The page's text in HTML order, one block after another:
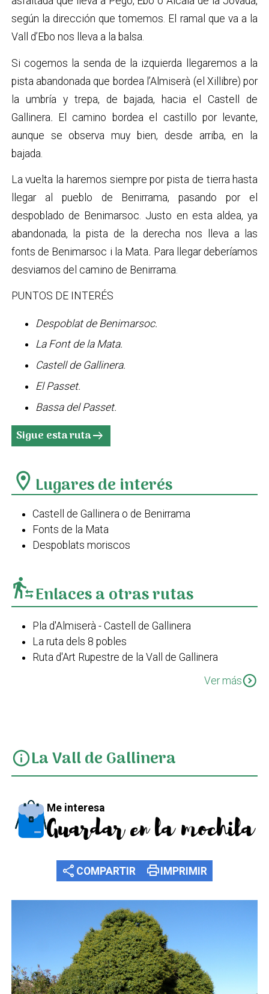
según la dirección que tomemos. El ramal que va a la
Vall d’Ebo nos lleva a la balsa.
Si cogemos la senda de la izquierda llegaremos a la
pista abandonada que bordea l’Almiserà (el Xillibre) por
la umbría y trepa, de bajada, hacia el Castell de
Gallinera. El camino bordea el castillo por levante,
aunque se observa muy bien, desde arriba, en la
bajada.
La vuelta la haremos siempre por pista de tierra hasta
llegar al pueblo de Benirrama, pasando por el
despoblado de Benimarsoc. Justo en esta aldea, ya
abandonada, la pista de la derecha nos lleva a las
fonts de Benimarsoc i la Mata. Para llegar deberíamos
desviarnos del camino de Benirrama.
PUNTOS DE INTERÉS
Despoblat de Benimarsoc.
La Font de la Mata.
Castell de Gallinera.
El Passet.
Bassa del Passet.
Sigue esta rutaarrow_right_alt
location_on Lugares de interés
Castell de Gallinera o de Benirrama
Fonts de la Mata
Despoblats moriscos
transfer_within_a_stationEnlaces a otras rutas
Pla d'Almiserà - Castell de Gallinera
La ruta dels 8 pobles
Ruta d'Art Rupestre de la Vall de Gallinera
Ver másexpand_circle_down
infoLa Vall de Gallinera
Me interesa
Guardar en la mochila
share COMPARTIR printIMPRIMIR